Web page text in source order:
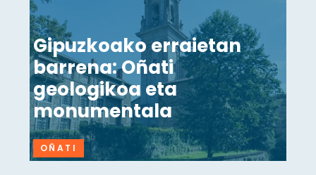
Gipuzkoako erraietan
barrena: Oñati
geologikoa eta
monumentala
OÑATI